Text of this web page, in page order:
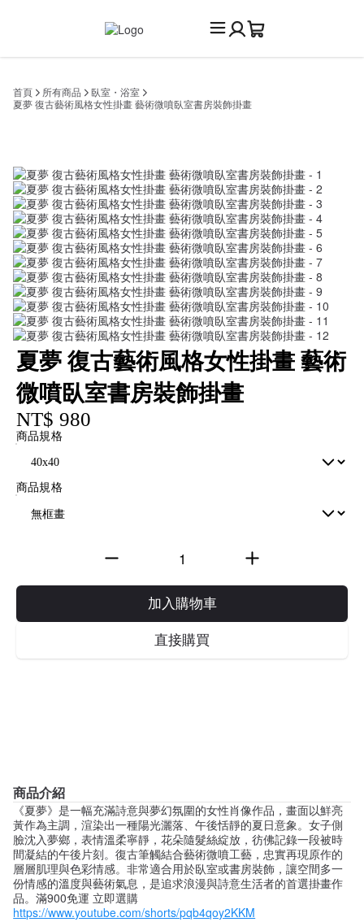
首頁 所有商品
臥室・浴室
夏夢 復古藝術風格女性掛畫 藝術微噴臥室書房裝飾掛畫
夏夢 復古藝術風格女性掛畫 藝術
微噴臥室書房裝飾掛畫
NT$ 980
商品規格
商品規格
加入購物車
直接購買
商品介紹
《夏夢》是一幅充滿詩意與夢幻氛圍的女性肖像作品，畫面以鮮亮
黃作為主調，渲染出一種陽光灑落、午後恬靜的夏日意象。女子側
臉沈入夢鄉，表情溫柔寧靜，花朵隨髮絲綻放，彷佛記錄一段被時
間凝結的午後片刻。復古筆觸結合藝術微噴工藝，忠實再現原作的
層層肌理與色彩情感。非常適合用於臥室或書房裝飾，讓空間多一
份情感的溫度與藝術氣息，是追求浪漫與詩意生活者的首選掛畫作
品。滿900免運 立即選購
https://www.youtube.com/shorts/pqb4qoy2KKM